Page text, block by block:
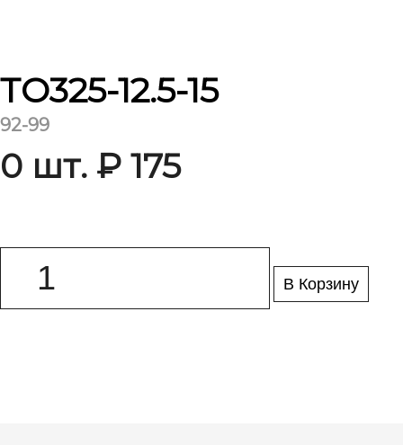
ТО325-12.5-15
92-99
0 шт. ₽ 175
В Корзину